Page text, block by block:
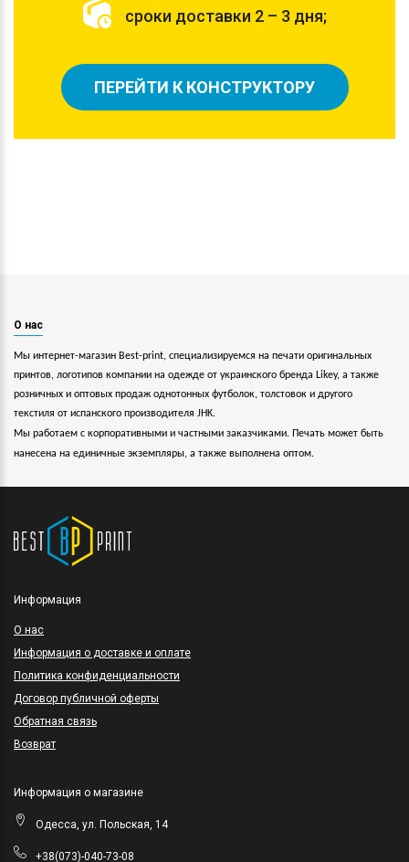
сроки доставки 2 – 3 дня;
ПЕРЕЙТИ К КОНСТРУКТОРУ
О нас
Мы интернет-магазин Best-print, специализируемся на печати оригинальных
принтов, логотипов компании на одежде от украинского бренда Likey, а также
розничных и оптовых продаж однотонных футболок, толстовок и другого
текстиля от испанского производителя JHK.
Мы работаем с корпоративными и частными заказчиками. Печать может быть
нанесена на единичные экземпляры, а также выполнена оптом.
Информация
O нас
Информация о доставке и оплате
Политика конфиденциальности
Договор публичной оферты
Обратная связь
Возврат
Информация о магазине
Одесса, ул. Польская, 14
+38(073)-040-73-08